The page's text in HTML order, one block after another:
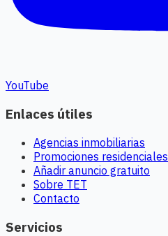
YouTube
Enlaces útiles
Agencias inmobiliarias
Promociones residenciales
Añadir anuncio gratuito
Sobre TET
Contacto
Servicios